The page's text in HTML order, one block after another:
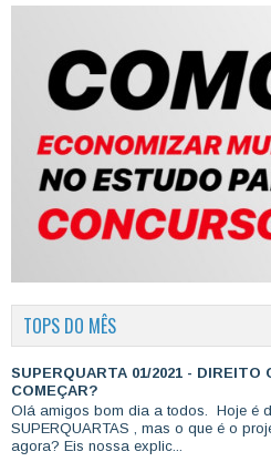
TOPS DO MÊS
SUPERQUARTA 01/2021 - DIREITO
COMEÇAR?
Olá amigos bom dia a todos. Hoje é
SUPERQUARTAS , mas o que é o
agora? Eis nossa explic...